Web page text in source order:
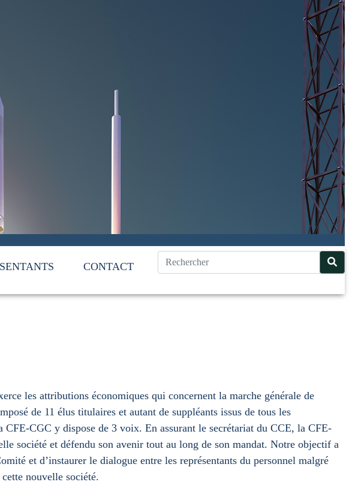
CONTACT
les attributions économiques qui concernent la marche générale de
de 11 élus titulaires et autant de suppléants issus de tous les
CFE-CGC y dispose de 3 voix. En assurant le secrétariat du CCE, la CFE-
société et défendu son avenir tout au long de son mandat. Notre objectif a
et d’instaurer le dialogue entre les représentants du personnel malgré
nouvelle société.